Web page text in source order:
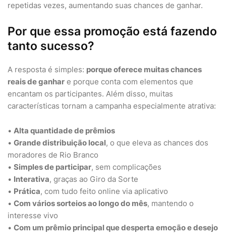
repetidas vezes, aumentando suas chances de ganhar.
Por que essa promoção está fazendo
tanto sucesso?
A resposta é simples: porque oferece muitas chances
reais de ganhar e porque conta com elementos que
encantam os participantes. Além disso, muitas
características tornam a campanha especialmente atrativa:
• Alta quantidade de prêmios
• Grande distribuição local, o que eleva as chances dos
moradores de Rio Branco
• Simples de participar, sem complicações
• Interativa, graças ao Giro da Sorte
• Prática, com tudo feito online via aplicativo
• Com vários sorteios ao longo do mês, mantendo o
interesse vivo
• Com um prêmio principal que desperta emoção e desejo